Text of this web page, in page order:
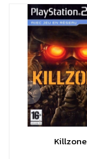
Killzone